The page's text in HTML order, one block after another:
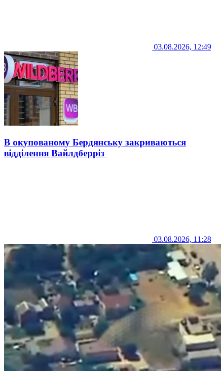
03.08.2026, 12:49
В окупованому Бердянську закриваються
відділення Вайлдберріз
03.08.2026, 11:28